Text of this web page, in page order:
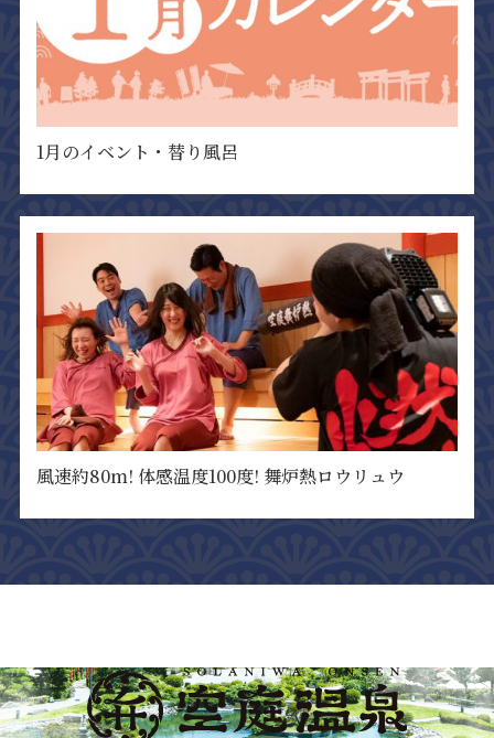
1月のイベント・替り風呂
風速約80m! 体感温度100度! 舞炉熱ロウリュウ